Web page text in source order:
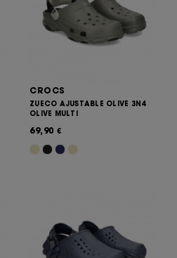
CROCS
ZUECO AJUSTABLE OLIVE 3N4
OLIVE MULTI
69,90 €